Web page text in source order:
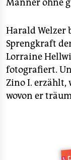
Männer ohne
Harald Welzer
Sprengkraft
Lorraine
fotografiert.
Zino I. erzählt,
wovon er